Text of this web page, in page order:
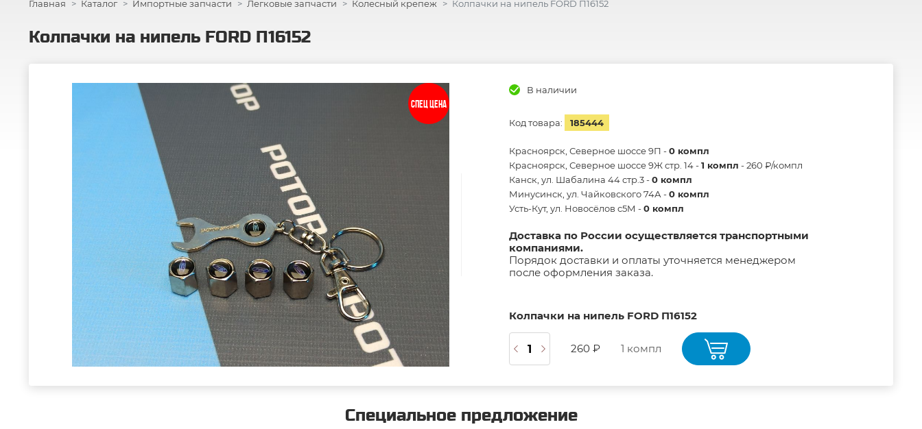
Главная Каталог Импортные запчасти Легковые запчасти Колесный крепеж Колпачки на нипель FORD П16152
Колпачки на нипель FORD П16152
СПЕЦ ЦЕНА
В наличии
Код товара: 185444
Красноярск, Северное шоссе 9П -0 компл
Красноярск, Северное шоссе 9Ж стр. 14 -1 компл - 260 ₽/компл
Канск, ул. Шабалина 44 стр.3 -0 компл
Минусинск, ул. Чайковского 74А -0 компл
Усть-Кут, ул. Новосёлов с5М -0 компл
Доставка по России осуществляется транспортными
компаниями.
Порядок доставки и оплаты уточняется менеджером
после оформления заказа.
Колпачки на нипель FORD П16152
260 ₽ 1 компл
Специальное предложение